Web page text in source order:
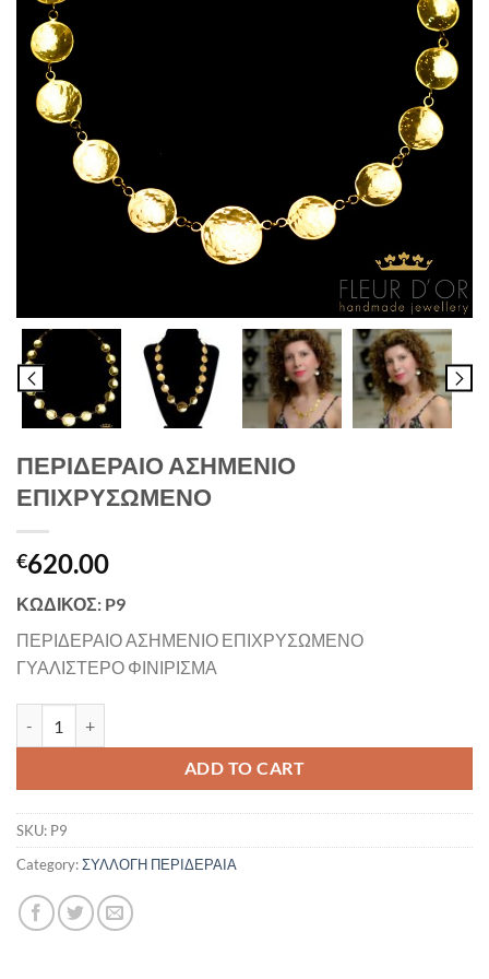
ΠΕΡΙΔΕΡΑΙΟ ΑΣΗΜΕΝΙΟ
ΕΠΙΧΡΥΣΩΜΕΝΟ
€620.00
ΚΩΔΙΚΟΣ: P9
ΠΕΡΙΔΕΡΑΙΟ ΑΣΗΜΕΝΙΟ ΕΠΙΧΡΥΣΩΜΕΝΟ
ΓΥΑΛΙΣΤΕΡΟ ΦΙΝΙΡΙΣΜΑ
ADD TO CART
SKU: P9
Category:ΣΥΛΛΟΓΗ ΠΕΡΙΔΕΡΑΙΑ